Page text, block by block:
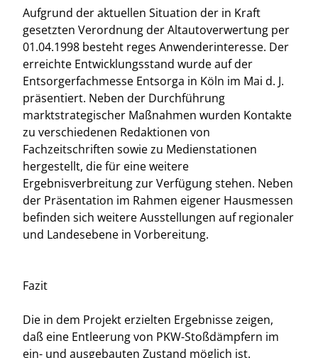
Aufgrund der aktuellen Situation der in Kraft
gesetzten Verordnung der Altautoverwertung per
01.04.1998 besteht reges Anwenderinteresse. Der
erreichte Entwicklungsstand wurde auf der
Entsorgerfachmesse Entsorga in Köln im Mai d. J.
präsentiert. Neben der Durchführung
marktstrategischer Maßnahmen wurden Kontakte
zu verschiedenen Redaktionen von
Fachzeitschriften sowie zu Medienstationen
hergestellt, die für eine weitere
Ergebnisverbreitung zur Verfügung stehen. Neben
der Präsentation im Rahmen eigener Hausmessen
befinden sich weitere Ausstellungen auf regionaler
und Landesebene in Vorbereitung.
Fazit
Die in dem Projekt erzielten Ergebnisse zeigen,
daß eine Entleerung von PKW-Stoßdämpfern im
ein- und ausgebauten Zustand möglich ist.